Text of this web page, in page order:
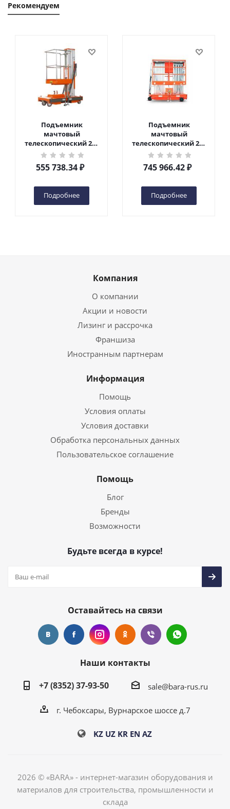
Рекомендуем
Подъемник
мачтовый
телескопический 200
кг 6 м TOR GTWY6-200S
DC 2-мачтовый
(автономный) (G) в
555 738.34₽
Подробнее
Подъемник
мачтовый
телескопический 200
кг 10 м TOR GTWY10-
200S DC 2-мачтовый
(автономный) (N) в
745 966.42₽
Подробнее
Компания
О компании
Акции и новости
Лизинг и рассрочка
Франшиза
Иностранным партнерам
Информация
Помощь
Условия оплаты
Условия доставки
Обработка персональных данных
Пользовательское соглашение
Помощь
Блог
Бренды
Возможности
Будьте всегда в курсе!
Оставайтесь на связи
Наши контакты
+7 (8352) 37-93-50
sale@bara-rus.ru
г. Чебоксары, Вурнарское шоссе д.7
KZ UZ KR EN AZ
2026 © «BARA» - интернет-магазин оборудования и
материалов для строительства, промышленности и
склада